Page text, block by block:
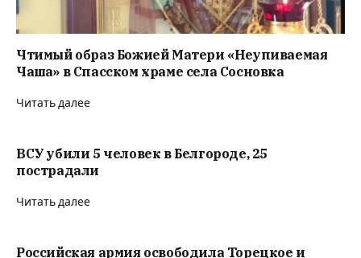
Чтимый образ Божией Матери «Неупиваемая
Чаша» в Спасском храме села Сосновка
Читать далее
ВСУ убили 5 человек в Белгороде, 25
пострадали
Читать далее
Российская армия освободила Торецкое и